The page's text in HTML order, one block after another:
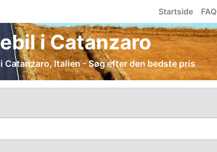
Startside FAQ
i Catanzaro
Italien - Søg efter den bedste pris